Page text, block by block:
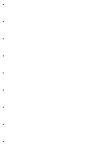
·
·
·
·
·
·
·
·
·